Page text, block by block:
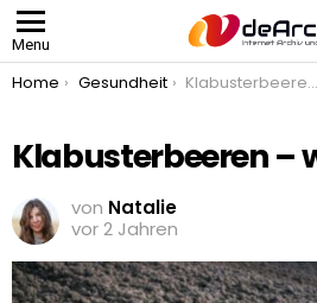
Menu
You are here:
Home Gesundheit Klabusterbeeren – was ist das?
Klabusterbeeren –
von Natalie
vor 2 Jahren